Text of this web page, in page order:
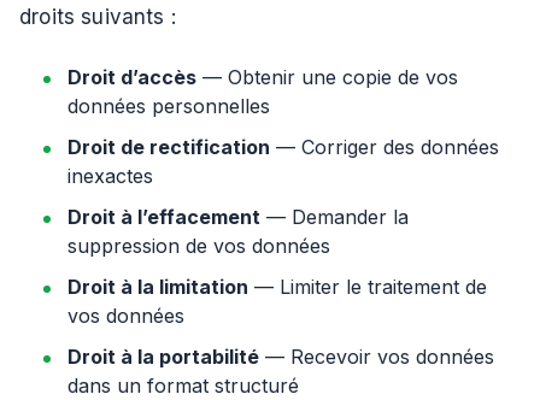
droits suivants :
Droit d’accès — Obtenir une copie de vos
données personnelles
Droit de rectification — Corriger des données
inexactes
Droit à l’effacement — Demander la
suppression de vos données
Droit à la limitation — Limiter le traitement de
vos données
Droit à la portabilité — Recevoir vos données
dans un format structuré